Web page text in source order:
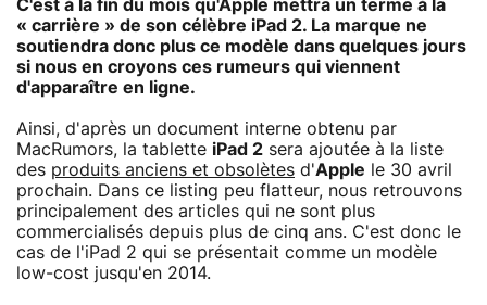
C'est à la fin du mois qu'Apple mettra un terme à la
« carrière » de son célèbre iPad 2. La marque ne
soutiendra donc plus ce modèle dans quelques jours
si nous en croyons ces rumeurs qui viennent
d'apparaître en ligne.
Ainsi, d'après un document interne obtenu par
MacRumors, la tablette iPad 2 sera ajoutée à la liste
des produits anciens et obsolètes d'Apple le 30 avril
prochain. Dans ce listing peu flatteur, nous retrouvons
principalement des articles qui ne sont plus
commercialisés depuis plus de cinq ans. C'est donc le
cas de l'iPad 2 qui se présentait comme un modèle
low-cost jusqu'en 2014.